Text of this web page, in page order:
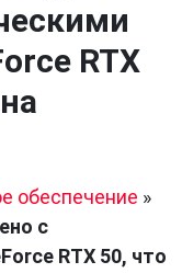
RTX
обеспечение »
с
RTX 50, что